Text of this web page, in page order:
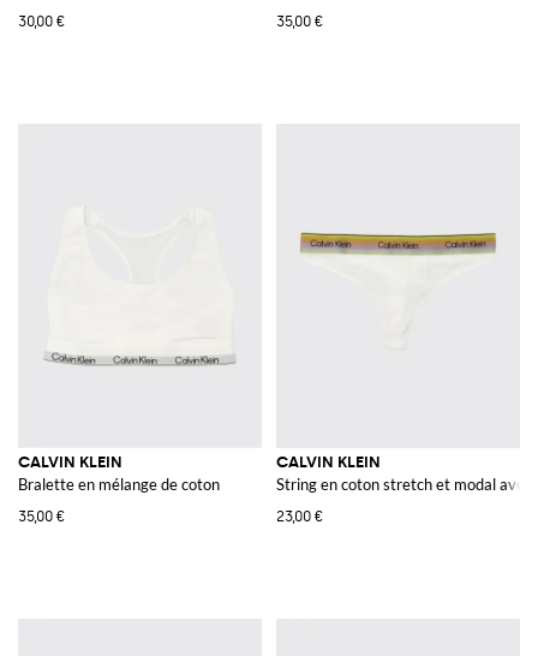
30,00 € 35,00 €
CALVIN KLEIN
Bralette en mélange de coton
35,00 €
CALVIN KLEIN
String en coton stretch et modal avec
23,00 €